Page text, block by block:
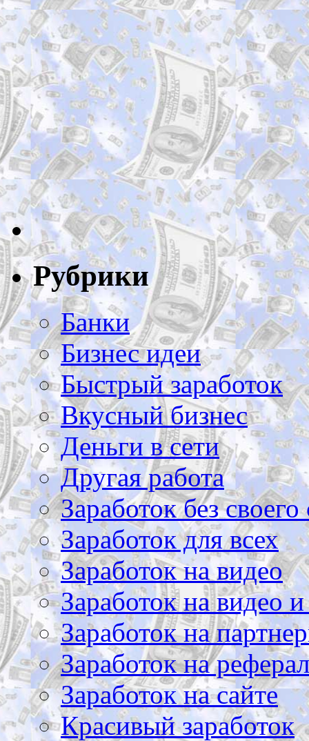
Рубрики
Банки
Бизнес идеи
Быстрый заработок
Вкусный бизнес
Деньги в сети
Другая работа
Заработок без своего
Заработок для всех
Заработок на видео
Заработок на видео
Заработок на
Заработок на
Заработок на сайте
Красивый заработок